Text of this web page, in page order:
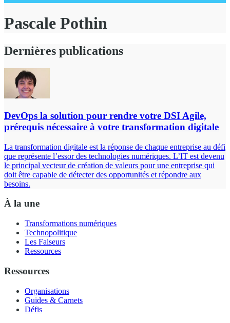
Pascale Pothin
Dernières publications
DevOps la solution pour rendre votre DSI Agile,
prérequis nécessaire à votre transformation digitale
La transformation digitale est la réponse de chaque entreprise au défi
que représente l’essor des technologies numériques. L’IT est devenu
le principal vecteur de création de valeurs pour une entreprise qui
doit être capable de détecter des opportunités et répondre aux
besoins.
À la une
Transformations numériques
Technopolitique
Les Faiseurs
Ressources
Ressources
Organisations
Guides & Carnets
Défis